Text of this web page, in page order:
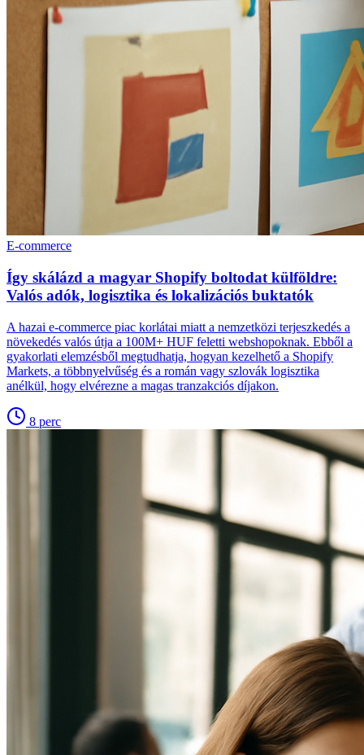
E-commerce
Így skálázd a magyar Shopify boltodat külföldre:
Valós adók, logisztika és lokalizációs buktatók
A hazai e-commerce piac korlátai miatt a nemzetközi terjeszkedés a
növekedés valós útja a 100M+ HUF feletti webshopoknak. Ebből a
gyakorlati elemzésből megtudhatja, hogyan kezelhető a Shopify
Markets, a többnyelvűség és a román vagy szlovák logisztika
anélkül, hogy elvérezne a magas tranzakciós díjakon.
8 perc